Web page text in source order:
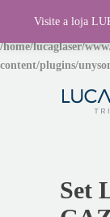
Warning: Invalid
/home/lucaglaser/
content/plugins/
Set
Visite a loja